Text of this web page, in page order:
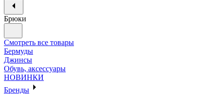
Брюки
Смотреть все товары
Бермуды
Джинсы
Обувь, аксессуары
НОВИНКИ
Бренды